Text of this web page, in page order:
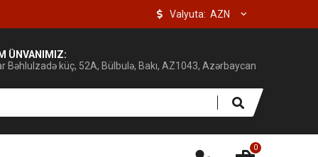
Valyuta:
ÜNVANIMIZ:
Bəhlulzadə küç, 52A, Bülbulə, Bakı, AZ1043, Azərbaycan
0